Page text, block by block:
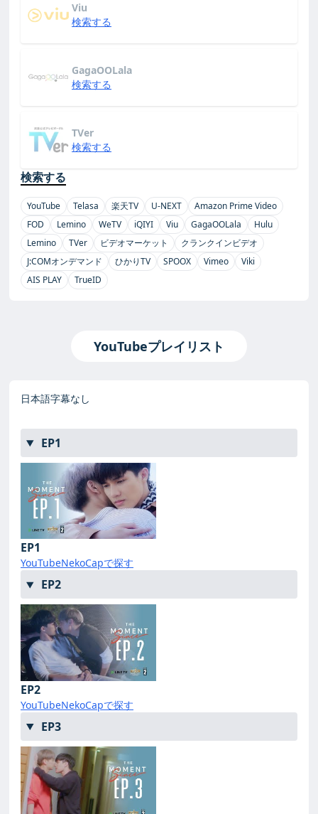
Viu
検索する
GagaOOLala
検索する
TVer
検索する
検索する
YouTube Telasa 楽天TV U-NEXT
Amazon Prime Video
FOD
Lemino WeTV iQIYI Viu GagaOOLala
Hulu
Lemino
TVer ビデオマーケット
クランクインビデオ
J:COMオンデマンド
ひかりTV SPOOX Vimeo
Viki
AIS PLAY
TrueID
YouTubeプレイリスト
日本語字幕なし
EP1
EP1
YouTubeNekoCapで探す
EP2
EP2
YouTubeNekoCapで探す
EP3